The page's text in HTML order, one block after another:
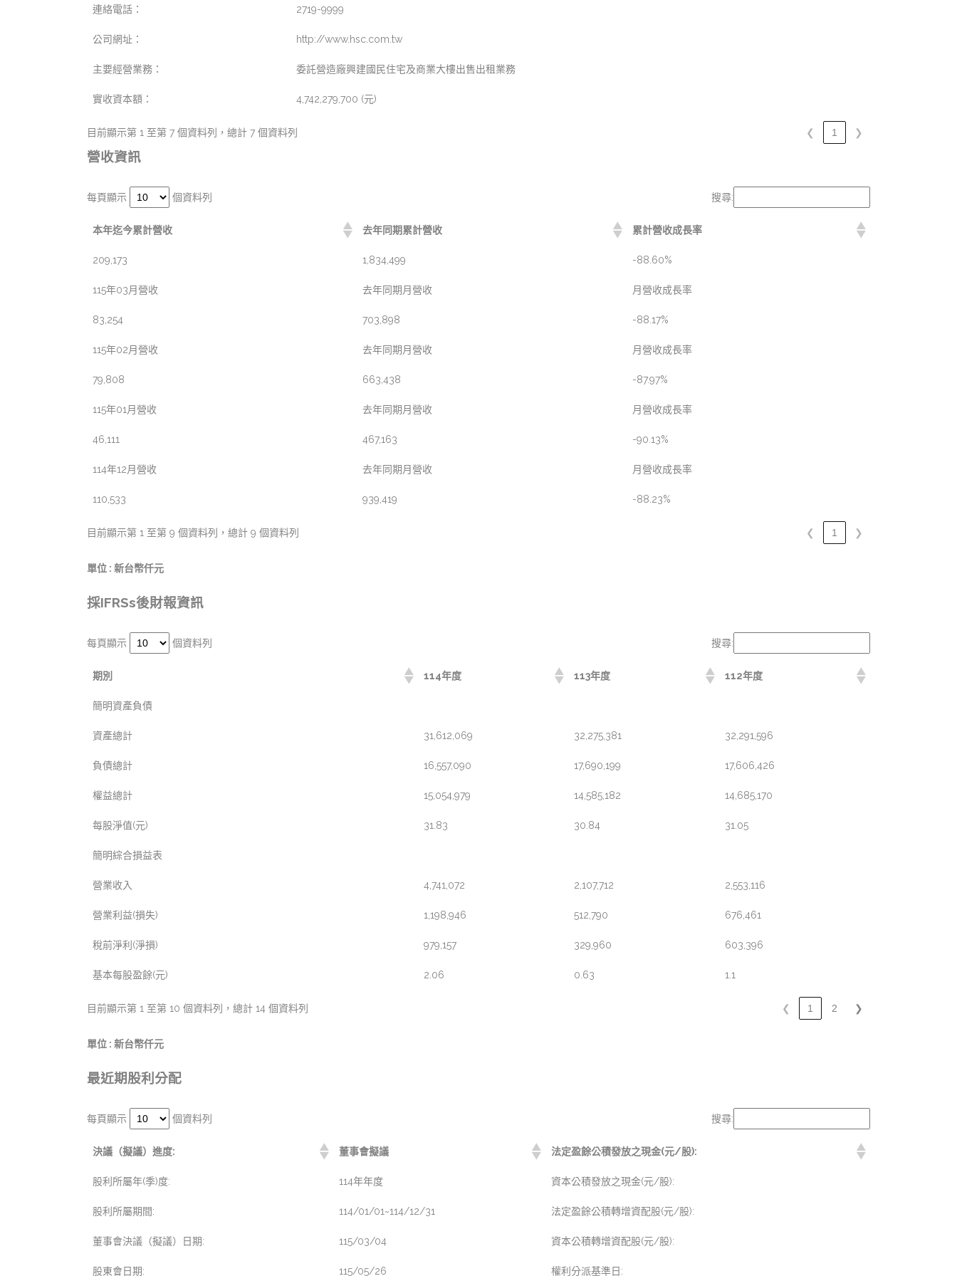
連絡電話： 2719-9999
公司網址： http://www.hsc.com.tw
主要經營業務： 委託營造廠興建國民住宅及商業大樓出售出租業務
實收資本額： 4,742,279,700 (元)
目前顯示第 1 至第 7 個資料列，總計 7 個資料列 ❮ 1 ❯
營收資訊
每頁顯示 個資料列 搜尋:
本年迄今累計營收 去年同期累計營收 累計營收成長率
209,173 1,834,499 -88.60%
115年03月營收 去年同期月營收 月營收成長率
83,254 703,898 -88.17%
115年02月營收 去年同期月營收 月營收成長率
79,808 663,438 -87.97%
115年01月營收 去年同期月營收 月營收成長率
46,111 467,163 -90.13%
114年12月營收 去年同期月營收 月營收成長率
110,533 939,419 -88.23%
目前顯示第 1 至第 9 個資料列，總計 9 個資料列 ❮ 1 ❯
單位 : 新台幣仟元
採IFRSs後財報資訊
每頁顯示 個資料列 搜尋:
期別 114年度 113年度 112年度
簡明資產負債
資產總計 31,612,069 32,275,381 32,291,596
負債總計 16,557,090 17,690,199 17,606,426
權益總計 15,054,979 14,585,182 14,685,170
每股淨值(元) 31.83 30.84 31.05
簡明綜合損益表
營業收入 4,741,072 2,107,712 2,553,116
營業利益(損失) 1,198,946 512,790 676,461
稅前淨利(淨損) 979,157 329,960 603,396
基本每股盈餘(元) 2.06 0.63 1.1
目前顯示第 1 至第 10 個資料列，總計 14 個資料列 ❮ 1 2 ❯
單位 : 新台幣仟元
最近期股利分配
每頁顯示 個資料列 搜尋:
決議（擬議）進度: 董事會擬議 法定盈餘公積發放之現金(元/股):
股利所屬年(季)度: 114年年度 資本公積發放之現金(元/股):
股利所屬期間: 114/01/01~114/12/31 法定盈餘公積轉增資配股(元/股):
董事會決議（擬議）日期: 115/03/04 資本公積轉增資配股(元/股):
股東會日期: 115/05/26 權利分派基準日: